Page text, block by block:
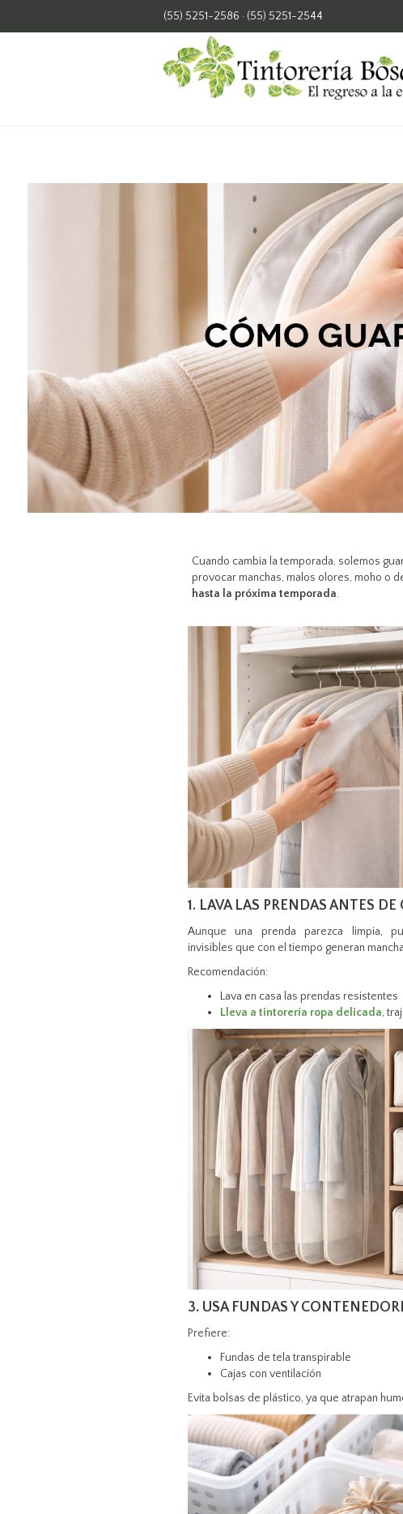
(55) 5251-2586 · (55) 5251-2544
Cuando cambia la temporada, solemos
provocar manchas, malos olores, moho o
hasta la próxima temporada.
1. LAVA LAS PRENDAS ANTES DE
Aunque una prenda parezca limpia,
invisibles que con el tiempo generan
Recomendación:
Lava en casa las prendas resistentes
Lleva a tintorería ropa delicada,
3. USA FUNDAS Y
Prefiere:
Fundas de tela transpirable
Cajas con ventilación
Evita bolsas de plástico, ya que atrapan